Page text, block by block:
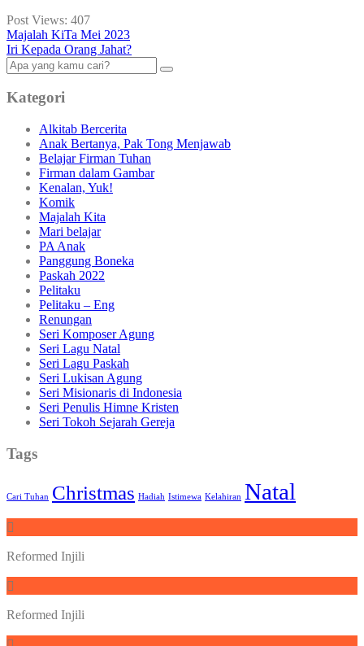
Post Views: 407
Majalah KiTa Mei 2023
Iri Kepada Orang Jahat?
Kategori
Alkitab Bercerita
Anak Bertanya, Pak Tong Menjawab
Belajar Firman Tuhan
Firman dalam Gambar
Kenalan, Yuk!
Komik
Majalah Kita
Mari belajar
PA Anak
Panggung Boneka
Paskah 2022
Pelitaku
Pelitaku – Eng
Renungan
Seri Komposer Agung
Seri Lagu Natal
Seri Lagu Paskah
Seri Lukisan Agung
Seri Misionaris di Indonesia
Seri Penulis Himne Kristen
Seri Tokoh Sejarah Gereja
Tags
Cari Tuhan Christmas Hadiah Istimewa Kelahiran Natal
Reformed Injili
Reformed Injili